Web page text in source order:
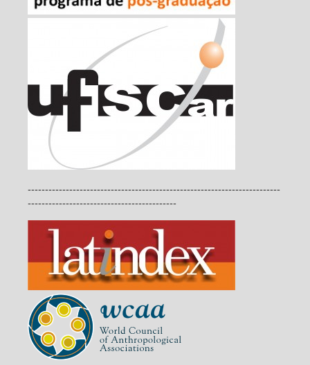
-------------------------------------------------------------------------
-------------------------------------------